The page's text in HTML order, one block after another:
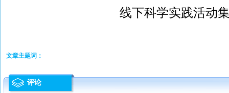
线下科学实践活动
文章主题词：
评论